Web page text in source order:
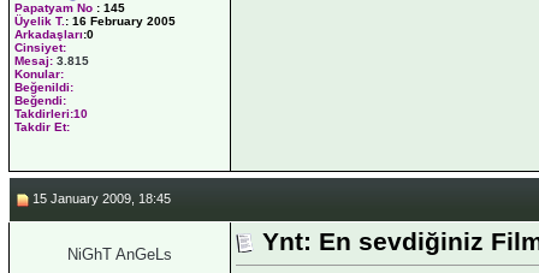
Papatyam No : 145
Üyelik T.: 16 February 2005
Arkadaşları:0
Cinsiyet:
Mesaj: 3.815
Konular:
Beğenildi:
Beğendi:
Takdirleri:10
Takdir Et:
15 January 2009, 18:45
NiGhT AnGeLs Ynt: En sevdiğiniz